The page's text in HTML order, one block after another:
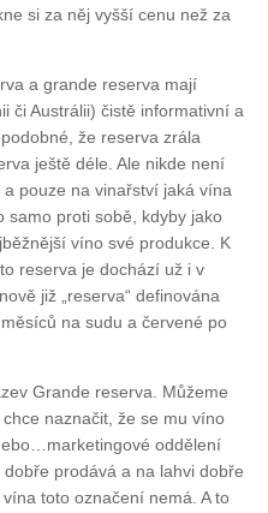
si za něj vyšší cenu než za
a grande reserva mají
či Austrálii) čistě informativní a
že reserva zrála
ještě déle. Ale nikde není
pouze na vinařství jaká vína
samo proti sobě, kdyby jako
víno své produkce. K
reserva je dochází už i v
již „reserva“ definována
na sudu a červené po
Grande reserva. Můžeme
naznačit, že se mu víno
oddělení
prodává a na lahvi dobře
toto označení nemá. A to